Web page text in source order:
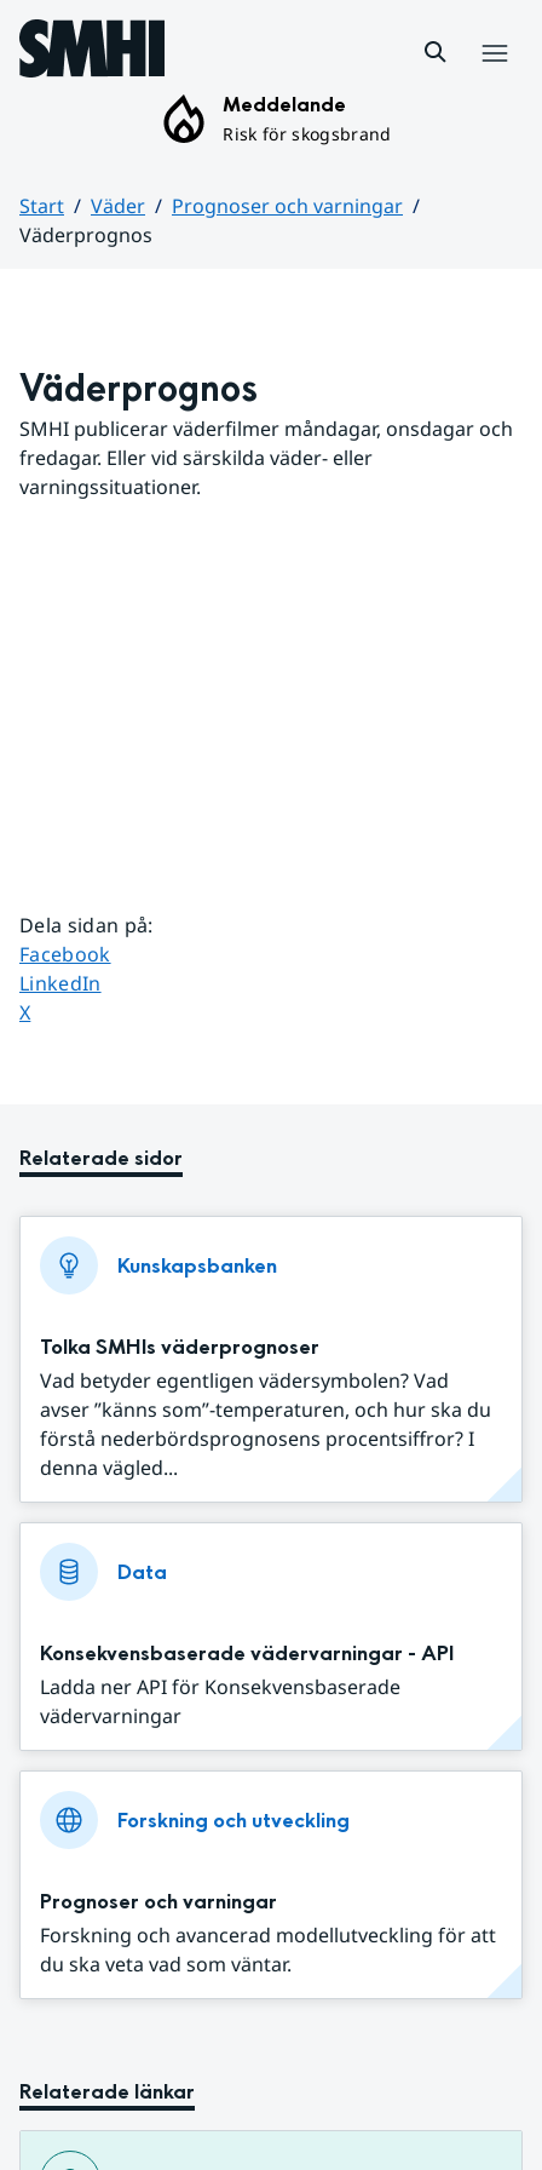
Hoppa till sidans innehåll
Meddelande
Risk för skogsbrand
Start Väder
Prognoser och varningar
Väderprognos
Väderprognos
SMHI publicerar väderfilmer måndagar, onsdagar och
fredagar. Eller vid särskilda väder- eller
varningssituationer.
Dela sidan på:
Dela sidan på
Facebook
Dela sidan på
LinkedIn
Dela sidan på
X
Relaterade sidor
Kunskapsbanken
Tolka SMHIs väderprognoser
Vad betyder egentligen vädersymbolen? Vad
avser ”känns som”-temperaturen, och hur ska du
förstå nederbördsprognosens procentsiffror? I
denna vägled...
Data
Konsekvensbaserade vädervarningar - API
Ladda ner API för Konsekvensbaserade
vädervarningar
Forskning och utveckling
Prognoser och varningar
Forskning och avancerad modellutveckling för att
du ska veta vad som väntar.
Relaterade länkar